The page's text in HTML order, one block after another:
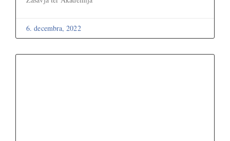
6. decembra, 2022